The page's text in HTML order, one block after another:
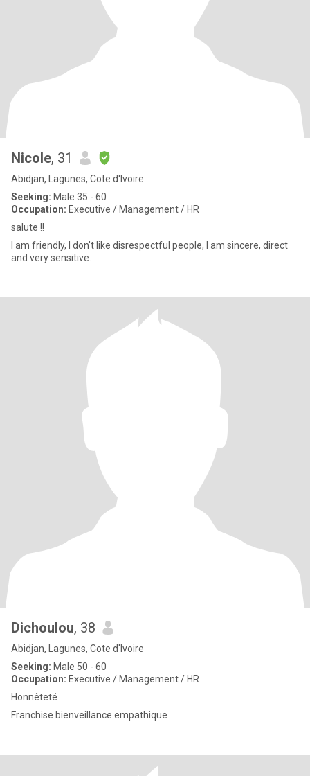
Nicole, 31
Abidjan, Lagunes, Cote d'Ivoire
Seeking: Male 35 - 60
Occupation: Executive / Management / HR
salute !!
I am friendly, I don't like disrespectful people, I am sincere, direct
and very sensitive.
Dichoulou, 38
Abidjan, Lagunes, Cote d'Ivoire
Seeking: Male 50 - 60
Occupation: Executive / Management / HR
Honnêteté
Franchise bienveillance empathique